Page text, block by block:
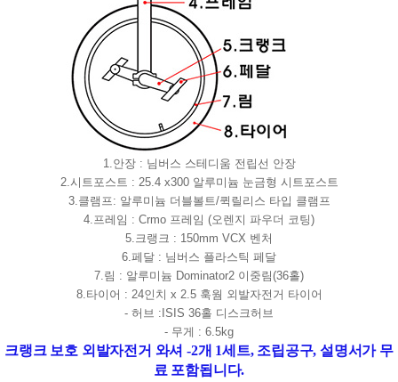
1.안장 : 님버스 스테디움 전립선 안장
2.시트포스트 : 25.4 x300 알루미늄 눈금형 시트포스트
3.클램프: 알루미늄 더블볼트/퀵릴리스 타입 클램프
4.프레임 : Crmo 프레임 (오렌지 파우더 코팅)
5.크랭크 : 150mm VCX 벤처
6.페달 : 님버스 플라스틱 페달
7.림 : 알루미늄 Dominator2 이중림(36홀)
8.타이어 : 24인치 x 2.5 훅웜 외발자전거 타이어
- 허브 :ISIS 36홀 디스크허브
- 무게 : 6.5kg
크랭크 보호 외발자전거 와셔 -2개 1세트, 조립공구, 설명서가 무
료 포함됩니다.